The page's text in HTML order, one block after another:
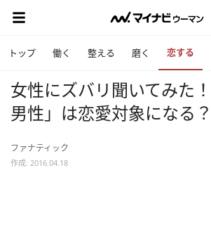
トップ 働く 整える 磨く 恋する
女性にズバリ聞いてみた
男性」は恋愛対象になる？
ファナティック
作成: 2016.04.18